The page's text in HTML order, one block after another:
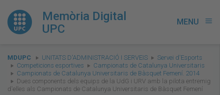
Memòria Digital
UPC
MENU menu
You
are
here:
MDUPC UNITATS D'ADMINISTRACIÓ I SERVEIS
Servei d'Esports
Competicions esportives
Campionats de Catalunya Universitaris
Campionats de Catalunya Universitaris de Bàsquet Femení. 2014
Dues components dels equips de la UdG i URV amb la pilota entremig
d'elles als Campionats de Catalunya Universitaris de Bàsquet Femení